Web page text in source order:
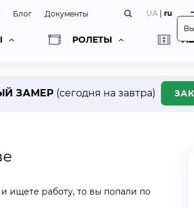
Блог Документы UA
ru
РОЛЕТЫ
ЗАМЕР (сегодня на завтра)
ищете работу, то вы попали по
–ТРИ бонуса
первом месте, поэтому вы